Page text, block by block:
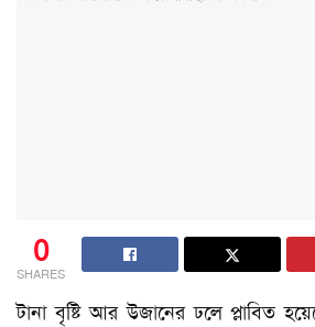
0
SHARES
টানা বৃষ্টি আর উজানের ঢলে প্লাবিত